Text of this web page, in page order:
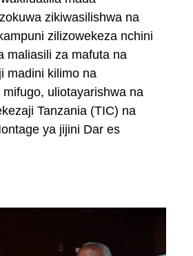
zikiwasilishwa na
zilizowekeza nchini
maliasili za mafuta na
madini kilimo na
uliotayarishwa na
Tanzania (TIC) na
ya jijini Dar es